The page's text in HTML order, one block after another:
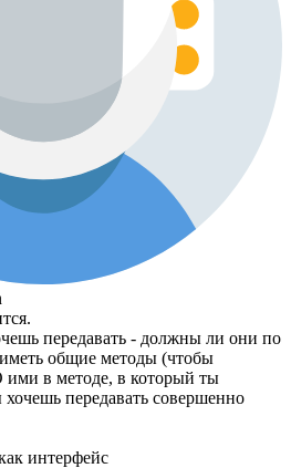
передавать - должны ли они по
общие методы (чтобы
в методе, в который ты
передавать совершенно
интерфейс